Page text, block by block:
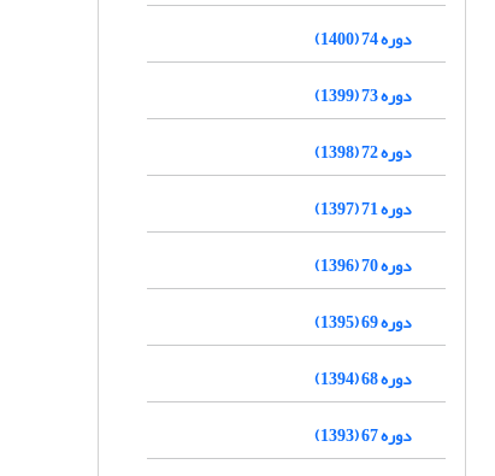
دوره 74 (1400)
دوره 73 (1399)
دوره 72 (1398)
دوره 71 (1397)
دوره 70 (1396)
دوره 69 (1395)
دوره 68 (1394)
دوره 67 (1393)